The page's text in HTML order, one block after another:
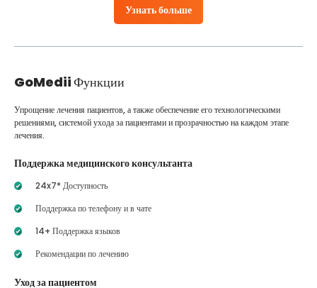
Узнать больше
GoMediiФункции
Упрощение лечения пациентов, а также обеспечение его технологическими
решениями, системой ухода за пациентами и прозрачностью на каждом этапе
лечения.
Поддержка медицинского консультанта
24x7* Доступность
Поддержка по телефону и в чате
14+ Поддержка языков
Рекомендации по лечению
Уход за пациентом